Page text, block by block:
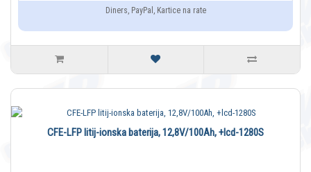
Diners, PayPal, Kartice na rate
CFE-LFP litij-ionska baterija, 12,8V/100Ah, +lcd-1280S